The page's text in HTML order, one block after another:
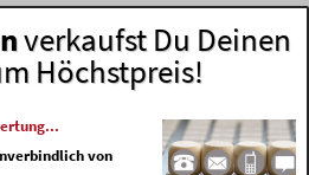
verkaufst Du Deinen
Höchstpreis!
von